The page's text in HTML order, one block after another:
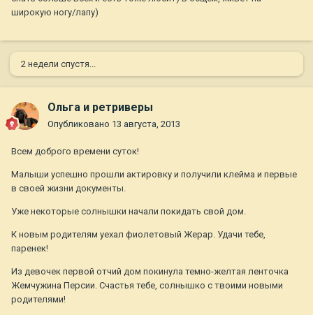
широкую ногу/лапу)
2 недели спустя...
Ольга и ретриверы
Опубликовано 13 августа, 2013
Всем доброго времени суток!
Малыши успешно прошли актировку и получили клейма и первые
в своей жизни документы.
Уже некоторые солнышки начали покидать свой дом.
К новым родителям уехал фиолетовый Жерар. Удачи тебе,
паренек!
Из девочек первой отчий дом покинула темно-желтая ленточка
Жемчужина Персии. Счастья тебе, солнышко с твоими новыми
родителями!